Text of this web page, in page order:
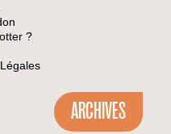
?
ARCHIVES